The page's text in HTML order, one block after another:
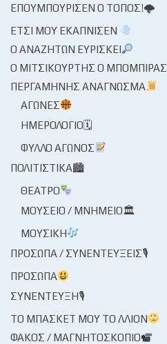
ΕΠΟΥΜΠΟΎΡΙΣΕΝ Ο ΤΌΠΟΣ!🌩
ΈΤΣΙ ΜΟΥ ΕΚΆΠΝΙΣΕΝ
Ο ΑΝΑΖΗΤΏΝ ΕΥΡΊΣΚΕΙ
Ο ΜΙΤΣΙΚΟΥΡΤΉΣ Ο ΜΠΌΜΠΙΡΑΣ
ΠΕΡΓΑΜΗΝΉΣ ΑΝΆΓΝΩΣΜΑ
ΑΓΏΝΕΣ
ΗΜΕΡΟΛΌΓΙΟ🗓
ΦΎΛΛΟ ΑΓΏΝΟΣ
ΠΟΛΙΤΙΣΤΙΚΆ🏙
ΘΈΑΤΡΟ
ΜΟΥΣΕΊΟ / ΜΝΗΜΕΊΟ🏛
ΜΟΥΣΙΚΉ
ΠΡΌΣΩΠΑ / ΣΥΝΕΝΤΕΎΞΕΙΣ🎙
ΠΡΌΣΩΠΑ
ΣΥΝΈΝΤΕΥΞΗ🎙
ΤΟ ΜΠΆΣΚΕΤ ΜΟΥ ΤΟ ΛΛΊΟΝ
ΦΑΚΌΣ / ΜΑΓΝΗΤΟΣΚΌΠΙΟ